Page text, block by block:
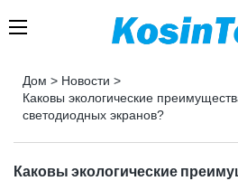
Дом > Новости >
Каковы экологические
светодиодных экранов?
Каковы экологические